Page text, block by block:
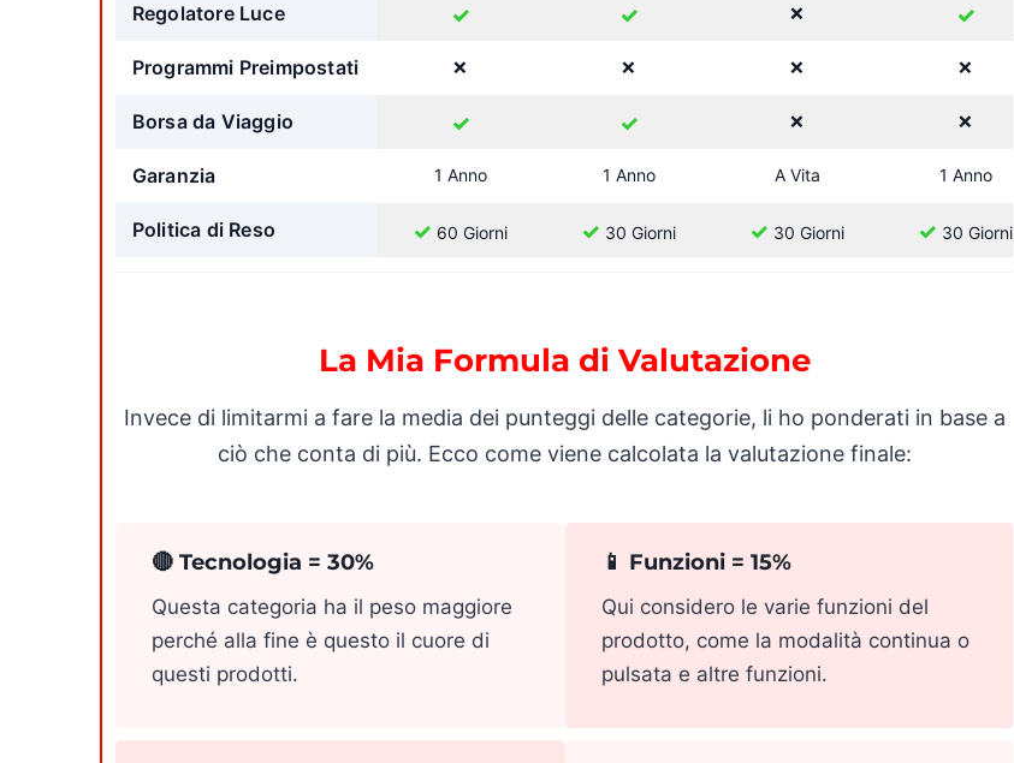
Regolatore Luce ✓ ✓ ❌ ✓
Programmi Preimpostati ❌ ❌ ❌ ❌
Borsa da Viaggio ✓ ✓ ❌ ❌
Garanzia 1 Anno 1 Anno A Vita 1 Anno
Politica di Reso ✓ 60 Giorni ✓ 30 Giorni ✓ 30 Giorni ✓ 30 Giorni
La Mia Formula di Valutazione
Invece di limitarmi a fare la media dei punteggi delle categorie, li ho ponderati in base a
ciò che conta di più. Ecco come viene calcolata la valutazione finale:
🔴 Tecnologia = 30%
Questa categoria ha il peso maggiore
perché alla fine è questo il cuore di
questi prodotti.
📱 Funzioni = 15%
Qui considero le varie funzioni del
prodotto, come la modalità continua o
pulsata e altre funzioni.